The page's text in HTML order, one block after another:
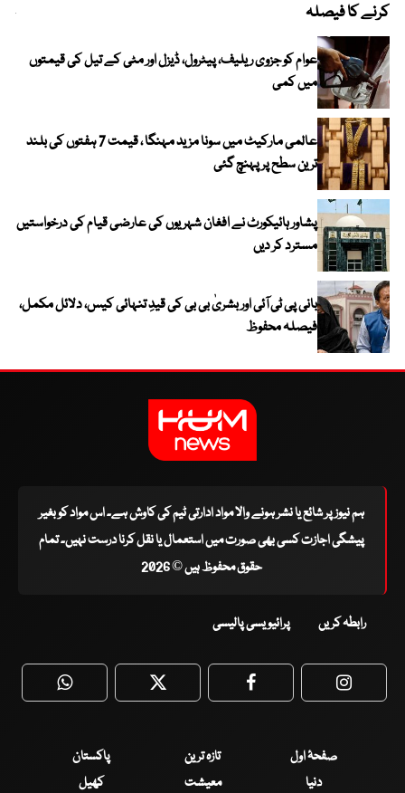
کرنے کا فیصلہ
عوام کو جزوی ریلیف، پیٹرول، ڈیزل اور مٹی کے تیل کی قیمتوں
میں کمی
عالمی مارکیٹ میں سونا مزید مہنگا ، قیمت 7 ہفتوں کی بلند
ترین سطح پر پہنچ گئی
پشاور ہائیکورٹ نے افغان شہریوں کی عارضی قیام کی درخواستیں
مسترد کر دیں
بانی پی ٹی آئی اور بشریٰ بی بی کی قیدِ تنہائی کیس، دلائل مکمل،
فیصلہ محفوظ
ہم نیوز پر شائع یا نشر ہونے والا مواد ادارتی ٹیم کی کاوش ہے۔ اس مواد کو بغیر
پیشگی اجازت کسی بھی صورت میں استعمال یا نقل کرنا درست نہیں۔ تمام
حقوق محفوظ ہیں © 2026
رابطہ کریں پرائیویسی پالیسی
WhatsApp Twitter Facebook
صفحۂ اول تازہ ترین
پاکستان
دنیا
معیشت کھیل